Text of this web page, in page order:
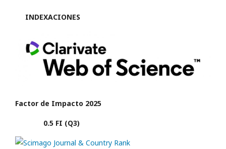
INDEXACIONES
Factor de Impacto 2025
0.5 FI (Q3)